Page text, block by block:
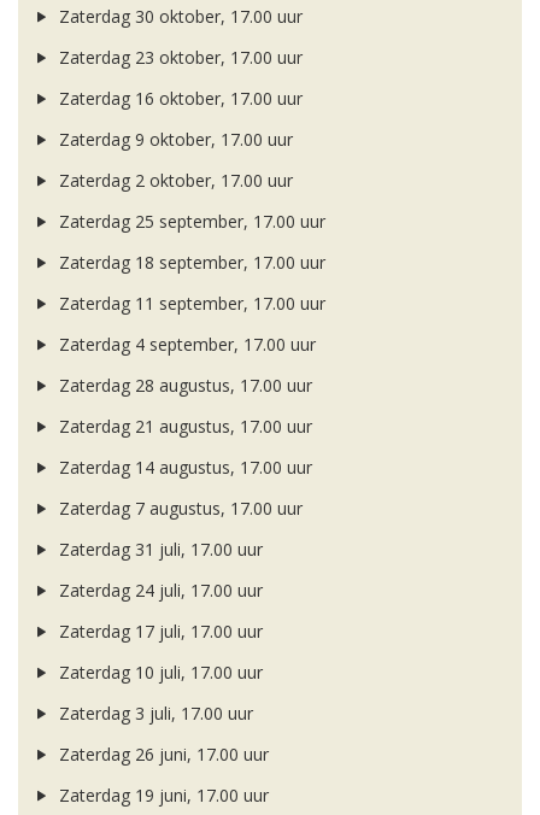
Zaterdag 30 oktober, 17.00 uur
Zaterdag 23 oktober, 17.00 uur
Zaterdag 16 oktober, 17.00 uur
Zaterdag 9 oktober, 17.00 uur
Zaterdag 2 oktober, 17.00 uur
Zaterdag 25 september, 17.00 uur
Zaterdag 18 september, 17.00 uur
Zaterdag 11 september, 17.00 uur
Zaterdag 4 september, 17.00 uur
Zaterdag 28 augustus, 17.00 uur
Zaterdag 21 augustus, 17.00 uur
Zaterdag 14 augustus, 17.00 uur
Zaterdag 7 augustus, 17.00 uur
Zaterdag 31 juli, 17.00 uur
Zaterdag 24 juli, 17.00 uur
Zaterdag 17 juli, 17.00 uur
Zaterdag 10 juli, 17.00 uur
Zaterdag 3 juli, 17.00 uur
Zaterdag 26 juni, 17.00 uur
Zaterdag 19 juni, 17.00 uur